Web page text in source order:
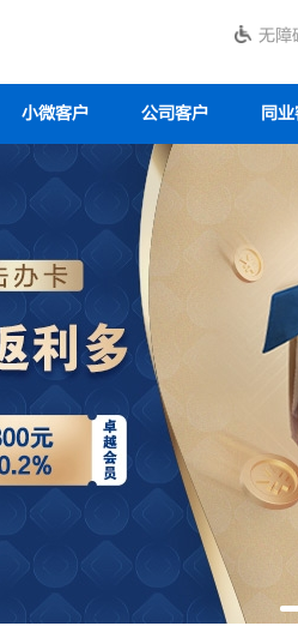
无障
小微客户 公司客户 同